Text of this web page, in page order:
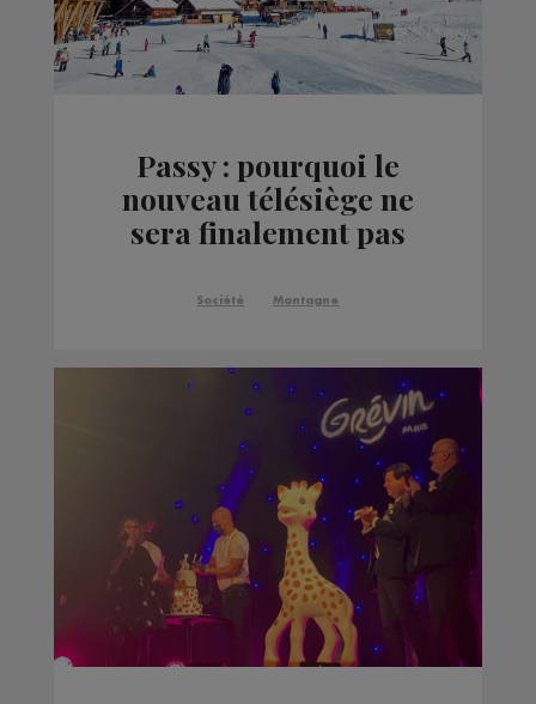
Passy : pourquoi le
nouveau télésiège ne
sera finalement pas
Société Montagne